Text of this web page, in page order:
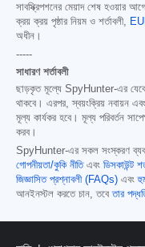
সাবস্ক্রিপশনের মেয়াদ শেষ হওয়ার
ক্রয় ক্রয় পৃষ্ঠার নিয়ম ও শর্তাবলী,
অধীন।
-----
সাধারণ শর্তাবলী
ছাড়কৃত মূল্যে SpyHunter-এর
থাকবে। এরপর, স্বয়ংক্রিয় নবায়ন
মূল্য কার্যকর হবে। মূল্য পরিবর্তন
করব।
SpyHunter-এর সকল সংস্করণ
গোপনীয়তা/কুকি নীতিএবং ডিসকাউন্ট
জিজ্ঞাসিত প্রশ্নাবলী (FAQs) এবং
আনইনস্টল করতে চান, তবেতার